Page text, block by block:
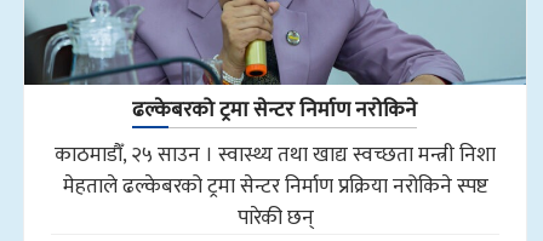
ढल्केबरको ट्रमा सेन्टर निर्माण नरोकिने
काठमाडौँ, २५ साउन । स्वास्थ्य तथा खाद्य स्वच्छता मन्त्री निशा
मेहताले ढल्केबरको ट्रमा सेन्टर निर्माण प्रक्रिया नरोकिने स्पष्ट
पारेकी छन्